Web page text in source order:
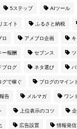
5ステップ AIツール
エイト ふるさと納税
ロ アメブロ企画
ー報酬 セブンス
ブログ ネタ選び バ
グで稼ぐ ブログのマイン
告 メルマガ ワン
上位表示のコツ
広告設置 情報発信